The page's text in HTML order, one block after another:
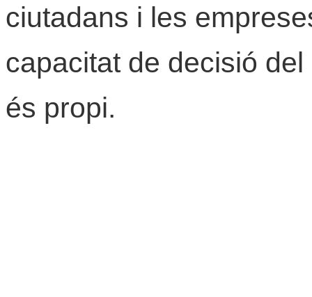
ciutadans i les
capacitat de decisió
és propi.